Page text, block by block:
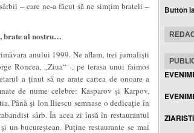
– care ne-a făcut să ne simţim brateli –
brate al nostru…
anului 1999. Ne aflam, trei jurnalişti
Roncea, „Ziua“ -, pe terasa unui faimos
a ţinut să ne arate cartea de onoare a
de nume celebre: Kasparov şi Karpov,
Până şi Ion Iliescu semnase o dedicaţie în
sârb. În acea zi însă în restaurantul
bucureştean. Puţine restaurante se mai
Button